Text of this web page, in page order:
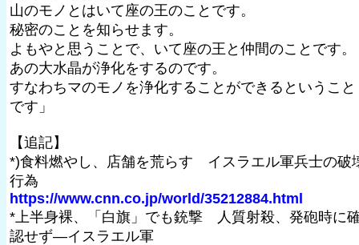
山のモノとはいて座の王のことです。
秘密のことを知らせます。
よもやと思うことで、いて座の王と仲間のことです。
あの大水晶が浄化をするのです。
すなわちマのモノを浄化することができるということ
です」
【追記】
*)食料燃やし、店舗を荒らす イスラエル軍兵士の破
行為
https://www.cnn.co.jp/world/35212884.html
*上半身裸、「白旗」でも銃撃 人質射殺、発砲時に
認せず―イスラエル軍